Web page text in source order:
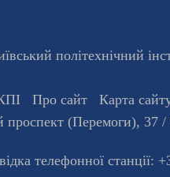
політехнічний
Про сайт Карта
проспект (Перемоги), 37 /
телефонної станцiї: